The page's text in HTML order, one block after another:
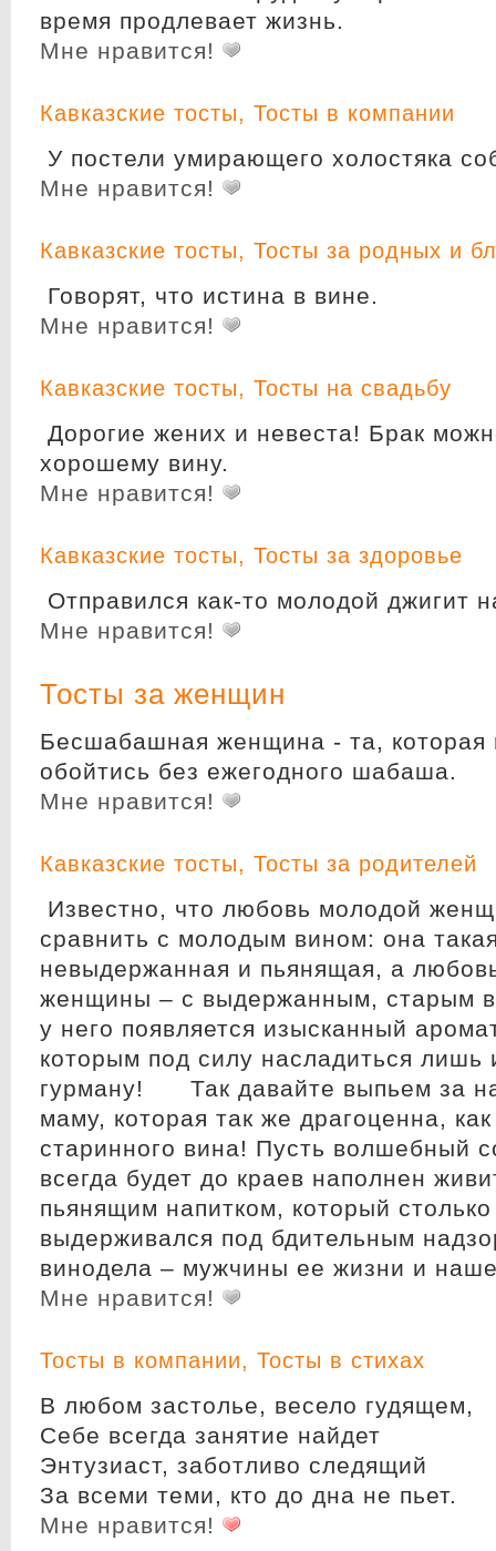
время продлевает жизнь.
Мне нравится!
Кавказские тосты, Тосты в компании
У постели умирающего холостяка
Мне нравится!
Кавказские тосты, Тосты за родных и
Говорят, что истина в вине.
Мне нравится!
Кавказские тосты, Тосты на свадьбу
Дорогие жених и невеста! Брак
хорошему вину.
Мне нравится!
Кавказские тосты, Тосты за здоровье
Отправился как-то молодой джигит
Мне нравится!
Тосты за женщин
Бесшабашная женщина - та, которая
обойтись без ежегодного шабаша.
Мне нравится!
Кавказские тосты, Тосты за родителей
Известно, что любовь молодой
сравнить с молодым вином: она
невыдержанная и пьянящая, а
женщины – с выдержанным, старым
у него появляется изысканный
которым под силу насладиться лишь
гурману! Так давайте выпьем за
маму, которая так же драгоценна,
старинного вина! Пусть волшебный
всегда будет до краев наполнен
пьянящим напитком, который столько
выдерживался под бдительным
винодела – мужчины ее жизни и
Мне нравится!
Тосты в компании, Тосты в стихах
В любом застолье, весело гудящем,
Себе всегда занятие найдет
Энтузиаст, заботливо следящий
За всеми теми, кто до дна не пьет.
Мне нравится!